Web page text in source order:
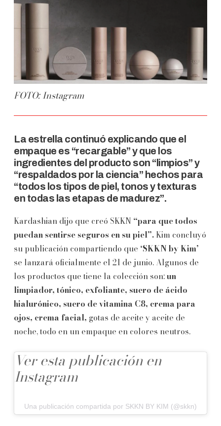
FOTO: Instagram
La estrella continuó explicando que el
empaque es “recargable” y que los
ingredientes del producto son “limpios” y
“respaldados por la ciencia” hechos para
“todos los tipos de piel, tonos y texturas
en todas las etapas de madurez”.
Kardashian dijo que creó SKKN “para que todos
puedan sentirse seguros en su piel”. Kim concluyó
su publicación compartiendo que ‘SKKN by Kim’
se lanzará oficialmente el 21 de junio. Algunos de
los productos que tiene la colección son:un
limpiador, tónico, exfoliante, suero de ácido
hialurónico, suero de vitamina C8, crema para
ojos, crema facial, gotas de aceite y aceite de
noche, todo en un empaque en colores neutros.
Ver esta publicación en
Instagram
Una publicación compartida por SKKN BY KIM (@skkn)